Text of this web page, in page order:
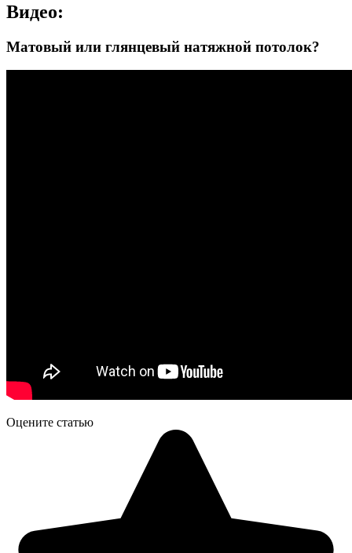
Видео:
Матовый или глянцевый натяжной потолок?
Оцените статью